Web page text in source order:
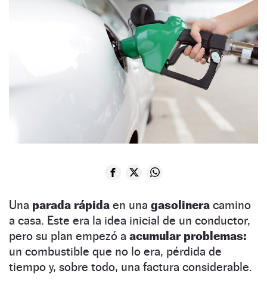
Una parada rápida en una gasolinera camino
a casa. Este era la idea inicial de un conductor,
pero su plan empezó a acumular problemas:
un combustible que no lo era, pérdida de
tiempo y, sobre todo, una factura considerable.